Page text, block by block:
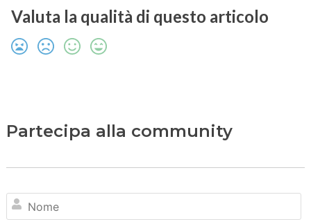
Valuta la qualità di questo articolo
Partecipa alla community